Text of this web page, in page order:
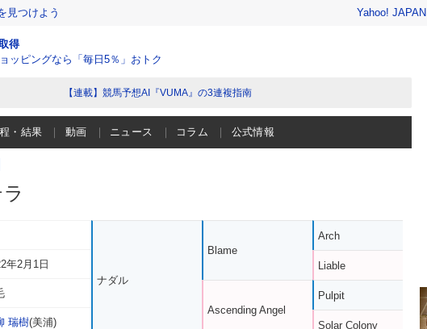
見つけよう Yahoo! JAPAN
得
ッピングなら「毎日5％」おトク
【連載】競馬予想AI『VUMA』の3連複指南
・結果 動画 ニュース コラム 公式情報
年2月1日
瑞樹(美浦)
ナダル
Blame
Ascending Angel
Arch
Liable
Pulpit
Solar Colony